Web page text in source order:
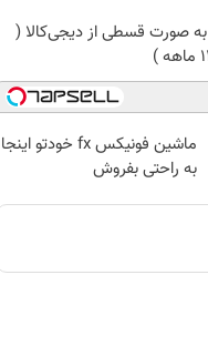
به صورت قسطی از دیجی‌کالا (
ماشین فونیکس fx خودتو اینجا
به راحتی بفروش